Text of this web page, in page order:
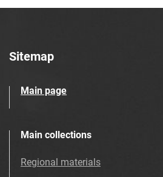
Tarnowskie Azoty :
31
Tarnowskie Azoty :
Tarnowskie Azoty :
Sitemap
Main page
Main collections
Regional materials